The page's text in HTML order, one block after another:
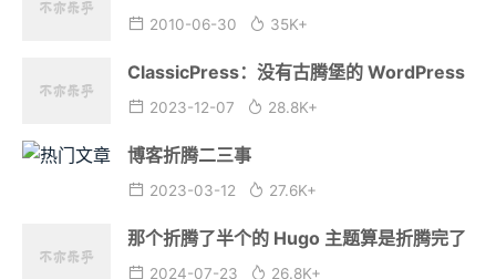
2010-06-30 35K+
ClassicPress：没有古腾堡的 WordPress
2023-12-07 28.8K+
博客折腾二三事
2023-03-12 27.6K+
那个折腾了半个的 Hugo 主题算是折腾完了
2024-07-23 26.8K+